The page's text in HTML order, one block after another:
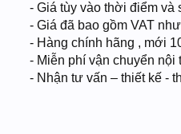
- Giá tùy vào thời điểm
- Giá đã bao gồm VAT
- Hàng chính hãng , mới
- Miễn phí vận chuyển nội
- Nhận tư vấn – thiết kế -